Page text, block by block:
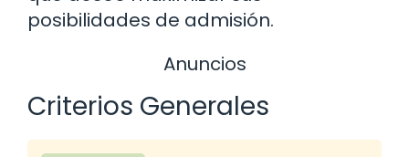
posibilidades de admisión.
Anuncios
Criterios Generales